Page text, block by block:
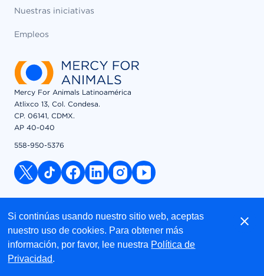
Nuestras iniciativas
Empleos
Mercy For Animals Latinoamérica
Atlixco 13, Col. Condesa.
CP. 06141, CDMX.
AP 40-040
558-950-5376
x link tiktok linkfacebook link
linkedin linkinstagram link
youtube link
© 2026 Mercy For Animals, Inc. All Rights Reserved
Aviso de Privacidad
Si continúas usando nuestro sitio web, aceptas
nuestro uso de cookies. Para obtener más
información, por favor, lee nuestra Política de
Privacidad.